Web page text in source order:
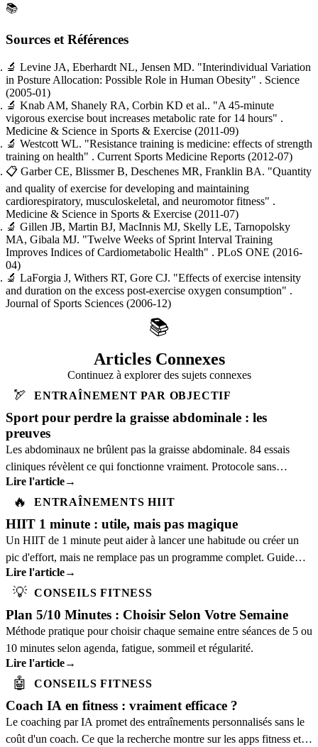
📚
Sources et Références
🔬 Levine JA, Eberhardt NL, Jensen MD. "Interindividual Variation
in Posture Allocation: Possible Role in Human Obesity" . Science
(2005-01)
🔬 Knab AM, Shanely RA, Corbin KD et al.. "A 45-minute
vigorous exercise bout increases metabolic rate for 14 hours" .
Medicine & Science in Sports & Exercise (2011-09)
🔬 Westcott WL. "Resistance training is medicine: effects of strength
training on health" . Current Sports Medicine Reports (2012-07)
📋 Garber CE, Blissmer B, Deschenes MR, Franklin BA. "Quantity
and quality of exercise for developing and maintaining
cardiorespiratory, musculoskeletal, and neuromotor fitness" .
Medicine & Science in Sports & Exercise (2011-07)
🔬 Gillen JB, Martin BJ, MacInnis MJ, Skelly LE, Tarnopolsky
MA, Gibala MJ. "Twelve Weeks of Sprint Interval Training
Improves Indices of Cardiometabolic Health" . PLoS ONE (2016-
04)
🔬 LaForgia J, Withers RT, Gore CJ. "Effects of exercise intensity
and duration on the excess post-exercise oxygen consumption" .
Journal of Sports Sciences (2006-12)
📚
Articles Connexes
Continuez à explorer des sujets connexes
🏹 ENTRAÎNEMENT PAR OBJECTIF
Sport pour perdre la graisse abdominale : les
preuves
Les abdominaux ne brûlent pas la graisse abdominale. 84 essais
cliniques révèlent ce qui fonctionne vraiment. Protocole sans
matériel validé scientifiquement.
Lire l'article→
🔥 ENTRAÎNEMENTS HIIT
HIIT 1 minute : utile, mais pas magique
Un HIIT de 1 minute peut aider à lancer une habitude ou créer un
pic d'effort, mais ne remplace pas un programme complet. Guide
prudent avec sources.
Lire l'article→
💡 CONSEILS FITNESS
Plan 5/10 Minutes : Choisir Selon Votre Semaine
Méthode pratique pour choisir chaque semaine entre séances de 5 ou
10 minutes selon agenda, fatigue, sommeil et régularité.
Lire l'article→
🤖 CONSEILS FITNESS
Coach IA en fitness : vraiment efficace ?
Le coaching par IA promet des entraînements personnalisés sans le
coût d'un coach. Ce que la recherche montre sur les apps fitness et à